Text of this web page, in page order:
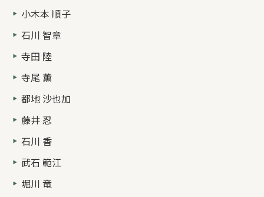
小木本 順子
石川 智章
寺田 陸
寺尾 薫
都地 沙也加
藤井 忍
石川 香
武石 範江
堀川 竜